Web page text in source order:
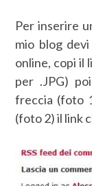
Per inserire
mio blog
online, copi il
per .JPG)
freccia (foto
(foto 2) il link